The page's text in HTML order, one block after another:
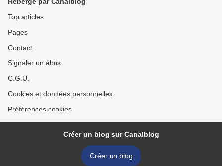
Top articles
Pages
Contact
Signaler un abus
C.G.U.
Cookies et données personnelles
Préférences cookies
Créer un blog sur Canalblog
Créer un blog